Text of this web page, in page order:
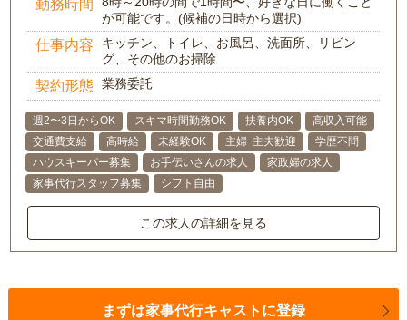
勤務時間
が可能です。(候補の日時から選択)
仕事内容
キッチン、トイレ、お風呂、洗面所、リビン
グ、その他のお掃除
契約形態 業務委託
週2〜3日からOK スキマ時間勤務OK 扶養内OK
高収入可能
交通費支給
高時給 未経験OK 主婦･主夫歓迎
学歴不問
ハウスキーパー募集
お手伝いさんの求人
家政婦の求人
家事代行スタッフ募集
シフト自由
この求人の詳細を見る
まずは家事代行キャストに登録